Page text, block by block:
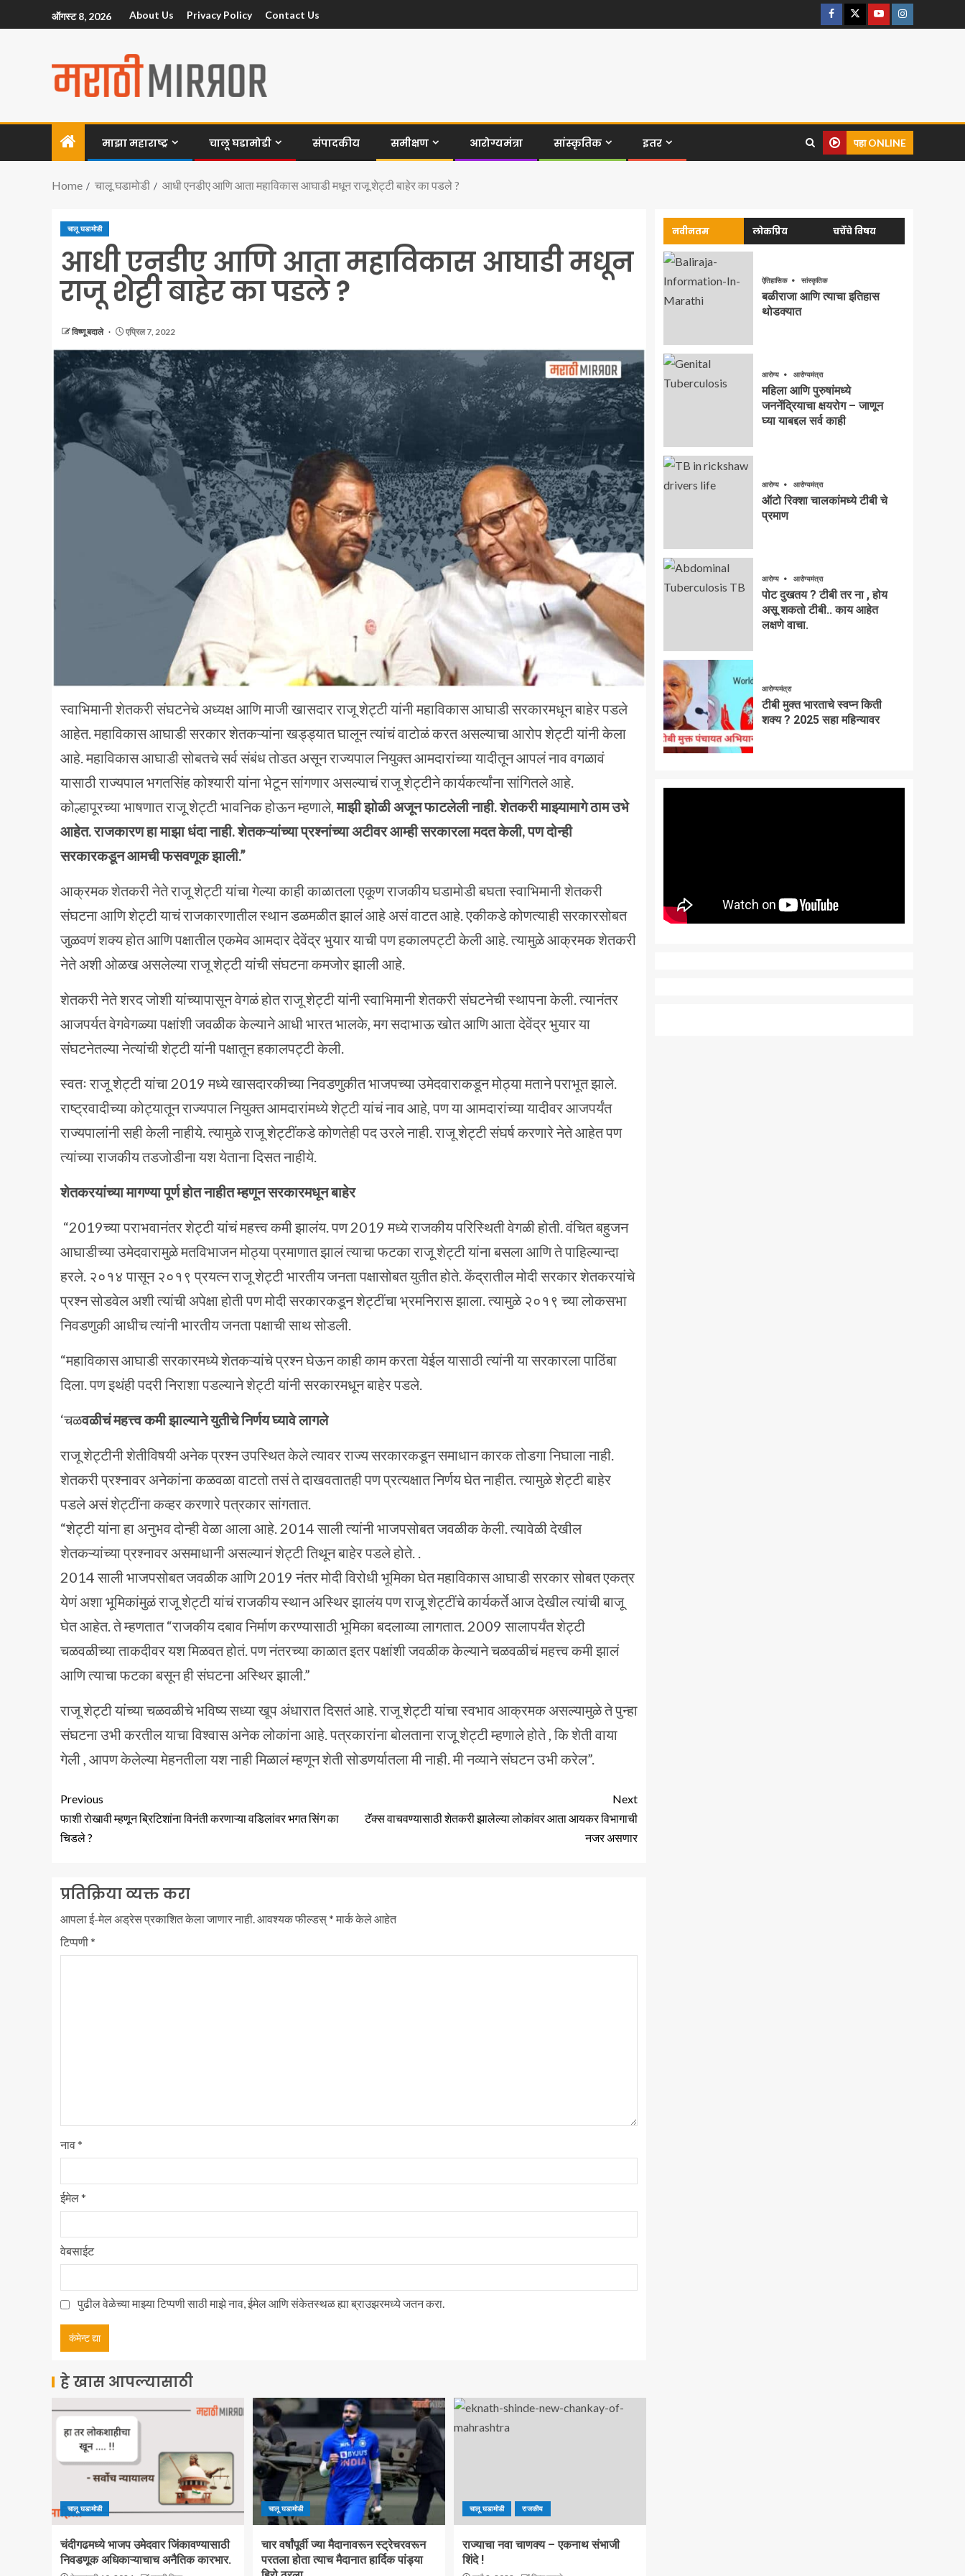
ऑगस्ट 8, 2026 About Us Privacy Policy Contact Us
माझा महाराष्ट्र चालू घडामोडी संपादकीय समीक्षण आरोग्यमंत्रा सांस्कृतिक इतर पहा ONLINE
Home चालू घडामोडी आधी एनडीए आणि आता महाविकास आघाडी मधून राजू शेट्टी बाहेर का पडले ?
चालू घडामोडी
आधी एनडीए आणि आता महाविकास आघाडी मधून
राजू शेट्टी बाहेर का पडले ?
विष्णू बदाले एप्रिल 7, 2022
स्वाभिमानी शेतकरी संघटनेचे अध्यक्ष आणि माजी खासदार राजू शेट्टी यांनी महाविकास आघाडी सरकारमधून बाहेर पडले
आहेत. महाविकास आघाडी सरकार शेतकऱ्यांना खड्ड्यात घालून त्यांचं वाटोळं करत असल्याचा आरोप शेट्टी यांनी केला
आहे. महाविकास आघाडी सोबतचे सर्व संबंध तोडत असून राज्यपाल नियुक्त आमदारांच्या यादीतून आपलं नाव वगळावं
यासाठी राज्यपाल भगतसिंह कोश्यारी यांना भेटून सांगणार असल्याचं राजू शेट्टीने कार्यकर्त्यांना सांगितले आहे.
कोल्हापूरच्या भाषणात राजू शेट्टी भावनिक होऊन म्हणाले,माझी झोळी अजून फाटलेली नाही. शेतकरी माझ्यामागे ठाम उभे
आहेत. राजकारण हा माझा धंदा नाही. शेतकऱ्यांच्या प्रश्नांच्या अटीवर आम्ही सरकारला मदत केली, पण दोन्ही
सरकारकडून आमची फसवणूक झाली.”
आक्रमक शेतकरी नेते राजू शेट्टी यांचा गेल्या काही काळातला एकूण राजकीय घडामोडी बघता स्वाभिमानी शेतकरी
संघटना आणि शेट्टी याचं राजकारणातील स्थान डळमळीत झालं आहे असं वाटत आहे. एकीकडे कोणत्याही सरकारसोबत
जुळवणं शक्य होत आणि पक्षातील एकमेव आमदार देवेंद्र भुयार याची पण हकालपट्टी केली आहे. त्यामुळे आक्रमक शेतकरी
नेते अशी ओळख असलेल्या राजू शेट्टी यांची संघटना कमजोर झाली आहे.
शेतकरी नेते शरद जोशी यांच्यापासून वेगळं होत राजू शेट्टी यांनी स्वाभिमानी शेतकरी संघटनेची स्थापना केली. त्यानंतर
आजपर्यत वेगवेगळ्या पक्षांशी जवळीक केल्याने आधी भारत भालके, मग सदाभाऊ खोत आणि आता देवेंद्र भुयार या
संघटनेतल्या नेत्यांची शेट्टी यांनी पक्षातून हकालपट्टी केली.
स्वतः राजू शेट्टी यांचा 2019 मध्ये खासदारकीच्या निवडणुकीत भाजपच्या उमेदवाराकडून मोठ्या मताने पराभूत झाले.
राष्ट्रवादीच्या कोट्यातून राज्यपाल नियुक्त आमदारांमध्ये शेट्टी यांचं नाव आहे, पण या आमदारांच्या यादीवर आजपर्यंत
राज्यपालांनी सही केली नाहीये. त्यामुळे राजू शेट्टींकडे कोणतेही पद उरले नाही. राजू शेट्टी संघर्ष करणारे नेते आहेत पण
त्यांच्या राजकीय तडजोडीना यश येताना दिसत नाहीये.
शेतकरयांच्या मागण्या पूर्ण होत नाहीत म्हणून सरकारमधून बाहेर
“2019च्या पराभवानंतर शेट्टी यांचं महत्त्व कमी झालंय. पण 2019 मध्ये राजकीय परिस्थिती वेगळी होती. वंचित बहुजन
आघाडीच्या उमेदवारामुळे मतविभाजन मोठ्या प्रमाणात झालं त्याचा फटका राजू शेट्टी यांना बसला आणि ते पाहिल्यान्दा
हरले. २०१४ पासून २०१९ प्रयत्न राजू शेट्टी भारतीय जनता पक्षासोबत युतीत होते. केंद्रातील मोदी सरकार शेतकरयांचे
प्रश्न सोडवेल अशी त्यांची अपेक्षा होती पण मोदी सरकारकडून शेट्टींचा भ्रमनिरास झाला. त्यामुळे २०१९ च्या लोकसभा
निवडणुकी आधीच त्यांनी भारतीय जनता पक्षाची साथ सोडली.
“महाविकास आघाडी सरकारमध्ये शेतकऱ्यांचे प्रश्न घेऊन काही काम करता येईल यासाठी त्यांनी या सरकारला पाठिंबा
दिला. पण इथंही पदरी निराशा पडल्याने शेट्टी यांनी सरकारमधून बाहेर पडले.
‘चळवळीचं महत्त्वकमी झाल्याने युतीचे निर्णय घ्यावे लागले
राजू शेट्टीनी शेतीविषयी अनेक प्रश्न उपस्थित केले त्यावर राज्य सरकारकडून समाधान कारक तोडगा निघाला नाही.
शेतकरी प्रश्नावर अनेकांना कळवळा वाटतो तसं ते दाखवतातही पण प्रत्यक्षात निर्णय घेत नाहीत. त्यामुळे शेट्टी बाहेर
पडले असं शेट्टींना कव्हर करणारे पत्रकार सांगतात.
“शेट्टी यांना हा अनुभव दोन्ही वेळा आला आहे. 2014 साली त्यांनी भाजपसोबत जवळीक केली. त्यावेळी देखील
शेतकऱ्यांच्या प्रश्नावर असमाधानी असल्यानं शेट्टी तिथून बाहेर पडले होते. .
2014 साली भाजपसोबत जवळीक आणि 2019 नंतर मोदी विरोधी भूमिका घेत महाविकास आघाडी सरकार सोबत एकत्र
येणं अशा भूमिकांमुळं राजू शेट्टी यांचं राजकीय स्थान अस्थिर झालंय पण राजू शेट्टींचे कार्यकर्ते आज देखील त्यांची बाजू
घेत आहेत. ते म्हणतात “राजकीय दबाव निर्माण करण्यासाठी भूमिका बदलाव्या लागतात. 2009 सालापर्यंत शेट्टी
चळवळीच्या ताकदीवर यश मिळवत होतं. पण नंतरच्या काळात इतर पक्षांशी जवळीक केल्याने चळवळीचं महत्त्व कमी झालं
आणि त्याचा फटका बसून ही संघटना अस्थिर झाली.”
राजू शेट्टी यांच्या चळवळीचे भविष्य सध्या खूप अंधारात दिसतं आहे. राजू शेट्टी यांचा स्वभाव आक्रमक असल्यामुळे ते पुन्हा
संघटना उभी करतील याचा विश्वास अनेक लोकांना आहे. पत्रकारांना बोलताना राजू शेट्टी म्हणाले होते , कि शेती वाया
गेली , आपण केलेल्या मेहनतीला यश नाही मिळालं म्हणून शेती सोडणर्यातला मी नाही. मी नव्याने संघटन उभी करेल”.
Previous
फाशी रोखावी म्हणून ब्रिटिशांना विनंती करणाऱ्या वडिलांवर भगत सिंग का
चिडले ?
Next
टॅक्स वाचवण्यासाठी शेतकरी झालेल्या लोकांवर आता आयकर विभागाची
नजर असणार
प्रतिक्रिया व्यक्त करा
आपला ई-मेल अड्रेस प्रकाशित केला जाणार नाही.आवश्यक फील्डस्* मार्क केले आहेत
टिप्पणी*
नाव*
ईमेल*
वेबसाईट
पुढील वेळेच्या माझ्या टिप्पणी साठी माझे नाव, ईमेल आणि संकेतस्थळ ह्या ब्राउझरमध्ये जतन करा.
हे खास आपल्यासाठी
चालू घडामोडी
चंदीगढमध्ये भाजप उमेदवार जिंकावण्यासाठी
निवडणूक अधिकाऱ्याचाच अनैतिक कारभार.
चालू घडामोडी
चार वर्षांपूर्वी ज्या मैदानावरून स्ट्रेचरवरून
परतला होता त्याच मैदानात हार्दिक पांड्या
चालू घडामोडी राजकीय
राज्याचा नवा चाणक्य – एकनाथ संभाजी
शिंदे !
नवीनतम लोकप्रिय चर्चेचे विषय
ऐतिहासिक सांस्कृतिक
बळीराजा आणि त्याचा इतिहास
थोडक्यात
आरोग्य आरोग्यमंत्रा
महिला आणि पुरुषांमध्ये
जननेंद्रियाचा क्षयरोग – जाणून
घ्या याबद्दल सर्व काही
आरोग्य आरोग्यमंत्रा
ऑटो रिक्शा चालकांमध्ये टीबी चे
प्रमाण
आरोग्य आरोग्यमंत्रा
पोट दुखतय ? टीबी तर ना , होय
असू शकतो टीबी.. काय आहेत
लक्षणे वाचा.
आरोग्यमंत्रा
टीबी मुक्त भारताचे स्वप्न किती
शक्य ? 2025 सहा महिन्यावर